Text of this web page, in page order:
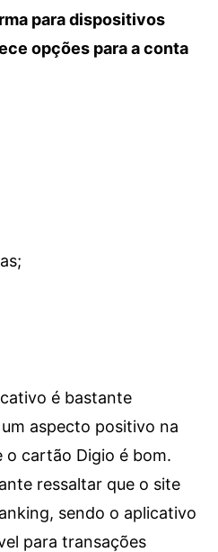
para dispositivos
opções para a conta
é bastante
aspecto positivo na
o cartão Digio é bom.
ressaltar que o site
sendo o aplicativo
para transações